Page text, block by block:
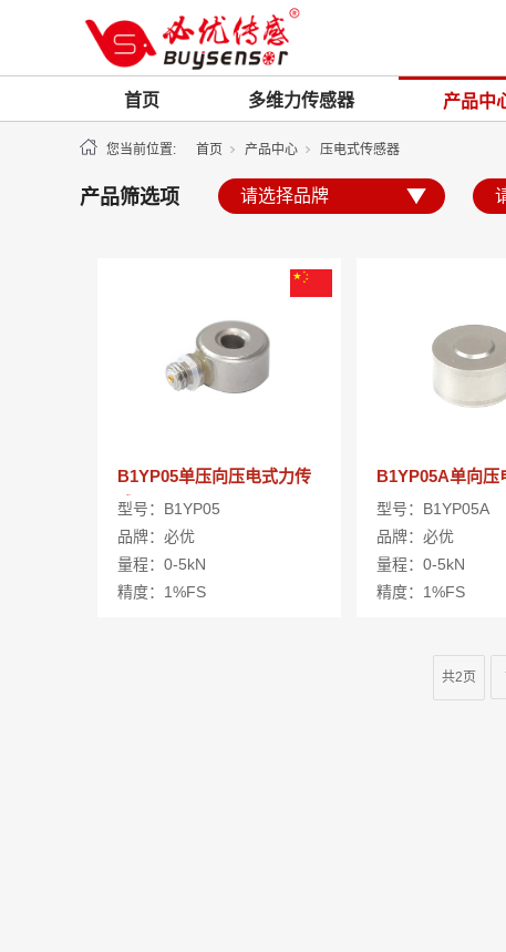
首页 多维力传感器 产品中
您当前位置: 首页 产品中心 压电式传感器
产品筛选项
B1YP05单压向压电式力传
感器
型号：B1YP05
品牌：必优
量程：0-5kN
精度：1%FS
B1YP05A单向压
器
型号：B1YP05A
品牌：必优
量程：0-5kN
精度：1%FS
共2页